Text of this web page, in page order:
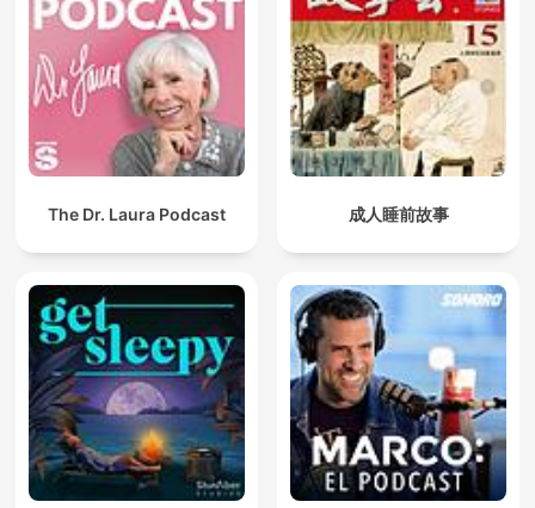
The Dr. Laura Podcast 成人睡前故事